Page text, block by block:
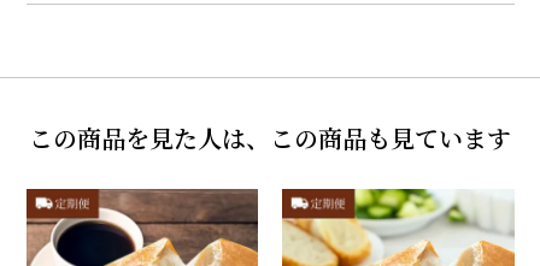
この商品を見た人は、この商品も見ています